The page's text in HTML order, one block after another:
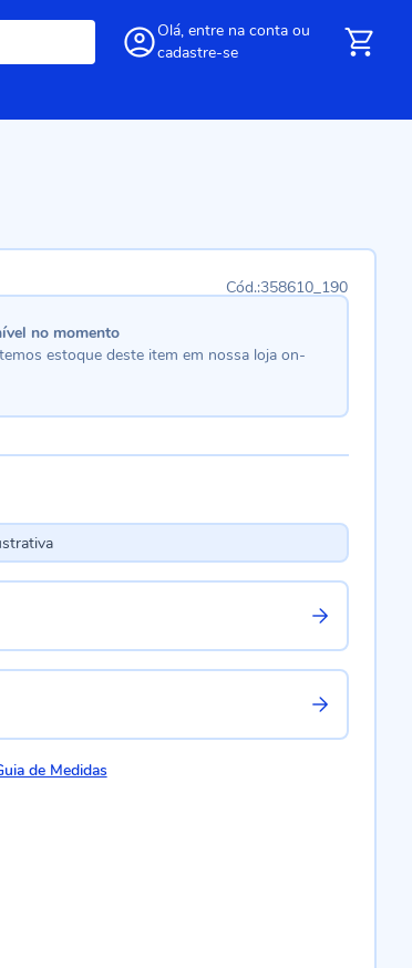
Olá, entre na conta ou
cadastre-se
358610_190
no momento
estoque deste item em nossa loja on-
de Medidas